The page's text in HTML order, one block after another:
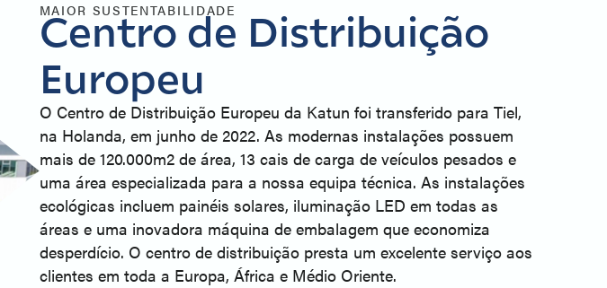
MAIOR SUSTENTABILIDADE
Centro de Distribuição
Europeu
O Centro de Distribuição Europeu da Katun foi transferido para Tiel,
na Holanda, em junho de 2022. As modernas instalações possuem
mais de 120.000m2 de área, 13 cais de carga de veículos pesados e
uma área especializada para a nossa equipa técnica. As instalações
ecológicas incluem painéis solares, iluminação LED em todas as
áreas e uma inovadora máquina de embalagem que economiza
desperdício. O centro de distribuição presta um excelente serviço aos
clientes em toda a Europa, África e Médio Oriente.